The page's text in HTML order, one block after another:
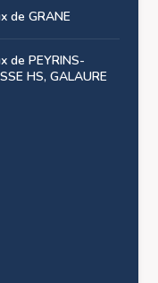
de GRANE
de PEYRINS-
HS, GALAURE